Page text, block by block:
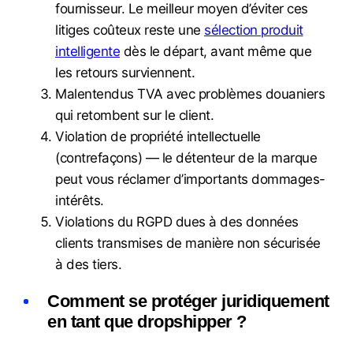
fournisseur. Le meilleur moyen d’éviter ces
litiges coûteux reste une sélection produit
intelligente dès le départ, avant même que
les retours surviennent.
Malentendus TVA avec problèmes douaniers
qui retombent sur le client.
Violation de propriété intellectuelle
(contrefaçons) — le détenteur de la marque
peut vous réclamer d’importants dommages-
intérêts.
Violations du RGPD dues à des données
clients transmises de manière non sécurisée
à des tiers.
Comment se protéger juridiquement
en tant que dropshipper ?